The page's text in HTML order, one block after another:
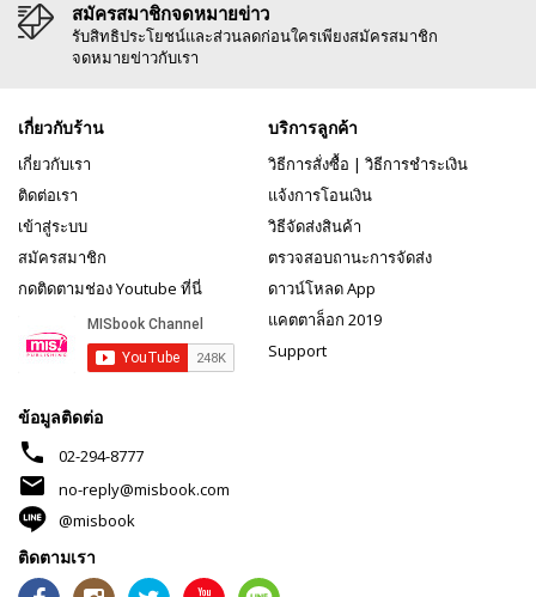
สมัครสมาชิกจดหมายข่าว
รับสิทธิประโยชน์และส่วนลดก่อนใครเพียงสมัครสมาชิก
จดหมายข่าวกับเรา
เกี่ยวกับร้าน
เกี่ยวกับเรา
ติดต่อเรา
เข้าสู่ระบบ
สมัครสมาชิก
กดติดตามช่อง Youtube ที่นี่
บริการลูกค้า
วิธีการสั่งซื้อ | วิธีการชำระเงิน
แจ้งการโอนเงิน
วิธีจัดส่งสินค้า
ตรวจสอบถานะการจัดส่ง
ดาวน์โหลด App
แคตตาล็อก 2019
Support
ข้อมูลติดต่อ
phone 02-294-8777
mail
no-reply@misbook.com
@misbook
ติดตามเรา